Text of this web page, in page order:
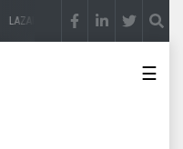
LAZAR ĐURIĆ: Promocija potencijal
☰